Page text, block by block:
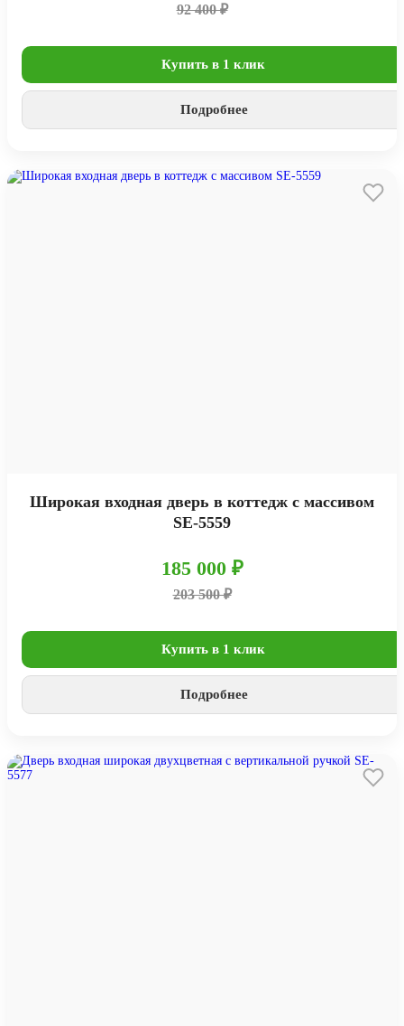
92 400 ₽
Купить в 1 клик
Подробнее
Широкая входная дверь в коттедж с массивом
SE-5559
185 000 ₽
203 500 ₽
Купить в 1 клик
Подробнее